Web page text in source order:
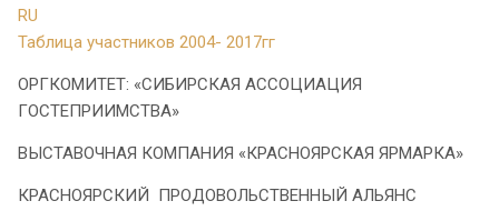
RU
Таблица участников 2004- 2017гг
ОРГКОМИТЕТ: «СИБИРСКАЯ АССОЦИАЦИЯ
ГОСТЕПРИИМСТВА»
ВЫСТАВОЧНАЯ КОМПАНИЯ «КРАСНОЯРСКАЯ ЯРМАРКА»
КРАСНОЯРСКИЙ ПРОДОВОЛЬСТВЕННЫЙ АЛЬЯНС